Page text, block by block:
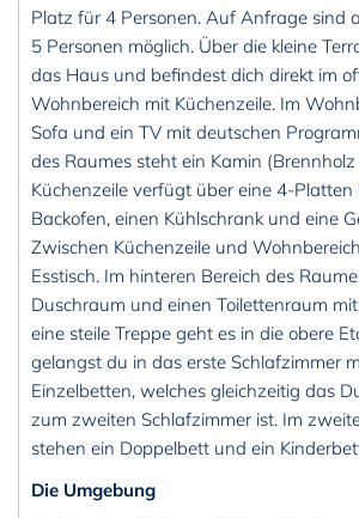
Platz für 4 Personen. Auf Anfrage sind
5 Personen möglich. Über die kleine
das Haus und befindest dich direkt im
Wohnbereich mit Küchenzeile. Im
Sofa und ein TV mit deutschen
des Raumes steht ein Kamin (Brennholz
Küchenzeile verfügt über eine 4-Platten
Backofen, einen Kühlschrank und eine
Zwischen Küchenzeile und
Esstisch. Im hinteren Bereich des
Duschraum und einen Toilettenraum
eine steile Treppe geht es in die obere
gelangst du in das erste Schlafzimmer
Einzelbetten, welches gleichzeitig das
zum zweiten Schlafzimmer ist. Im
stehen ein Doppelbett und ein
Die Umgebung